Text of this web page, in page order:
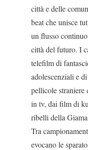
città e del­le
beat che unisce
un flusso
città del futu­ro. I
telefilm di
adolescenziali e
pellicole straniere
in tv, dai film di
ribelli della
Tra
evocano le